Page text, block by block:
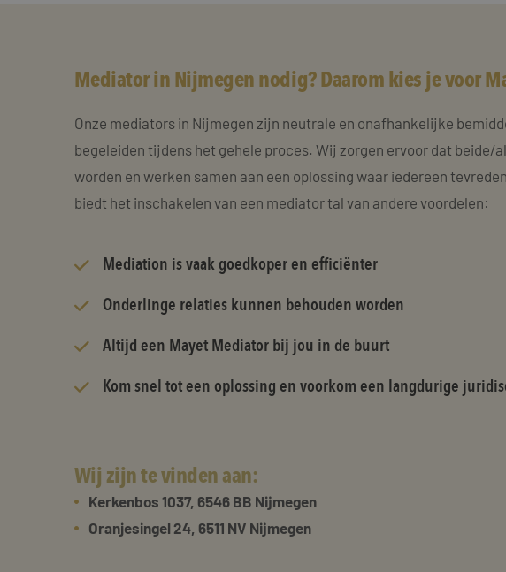
Mediator in Nijmegen nodig? Daarom kies je voor
Onze mediators in Nijmegen zijn neutrale en onafhankelijke
begeleiden tijdens het gehele proces. Wij zorgen ervoor dat beide/
worden en werken samen aan een oplossing waar iedereen
biedt het inschakelen van een mediator tal van andere voordelen:
Mediation is vaak goedkoper en efficiënter
Onderlinge relaties kunnen behouden worden
Altijd een Mayet Mediator bij jou in de buurt
Kom snel tot een oplossing en voorkom een langdurige
Wij zijn te vinden aan:
Kerkenbos 1037, 6546 BB Nijmegen
Oranjesingel 24, 6511 NV Nijmegen